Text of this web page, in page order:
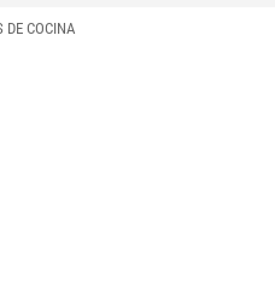
DE COCINA